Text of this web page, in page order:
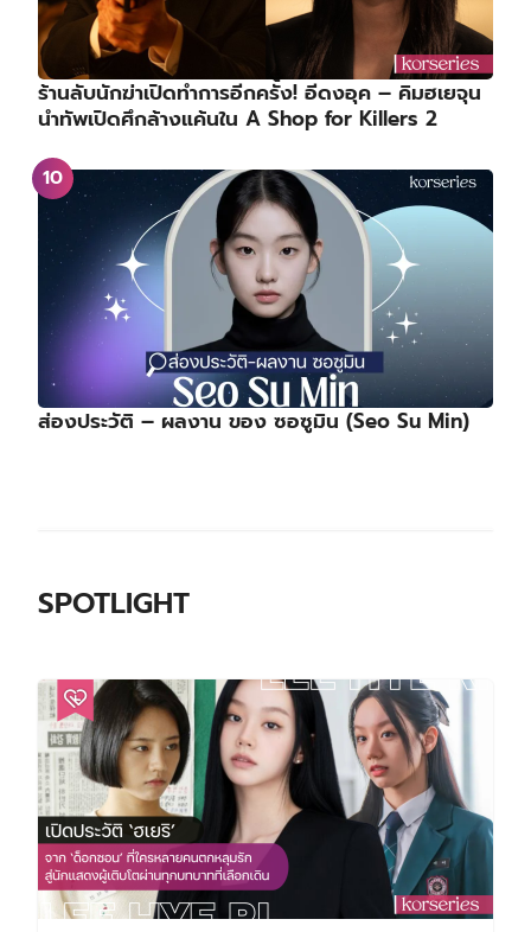
ร้านลับนักฆ่าเปิดทำการอีกครั้ง! อีดงอุค – คิมฮเยจุน
นำทัพเปิดศึกล้างแค้นใน A Shop for Killers 2
ส่องประวัติ – ผลงาน ของ ซอซูมิน (Seo Su Min)
SPOTLIGHT